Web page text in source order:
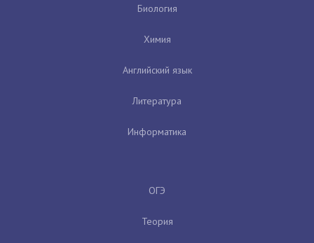
Биология
Химия
Английский язык
Литература
Информатика
ОГЭ
Теория